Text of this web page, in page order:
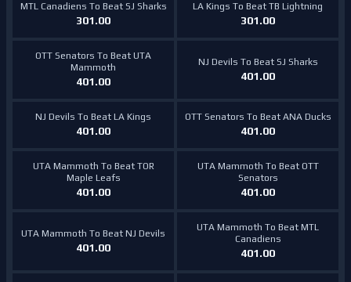
MTL Canadiens To Beat SJ Sharks
301.00
LA Kings To Beat TB Lightning
301.00
OTT Senators To Beat UTA
Mammoth
401.00
NJ Devils To Beat SJ Sharks
401.00
NJ Devils To Beat LA Kings
401.00
OTT Senators To Beat ANA Ducks
401.00
UTA Mammoth To Beat TOR
Maple Leafs
401.00
UTA Mammoth To Beat OTT
Senators
401.00
UTA Mammoth To Beat NJ Devils
401.00
UTA Mammoth To Beat MTL
Canadiens
401.00